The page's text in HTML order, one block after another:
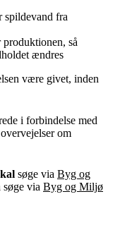
spildevand fra
så
ændres
være givet, inden
i forbindelse med
om
søge via Byg og
søge via Byg og Miljø